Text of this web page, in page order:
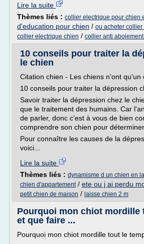
Lire la suite
Thèmes liés : collier electrique pour chien
d'education pour chien / ou acheter
collier electrique chien / collier anti
10 conseils pour traiter la
le chien
Citation chien - Les chiens n'ont qu'un
10 conseils pour traiter la dépression
Savoir traiter la dépression chez le
que le traitement des humains. Car
de parler, donc c'est à vous de bien
comprendre son chien pour
Pour connaître les causes de la
voici...
Lire la suite
Thèmes liés : dynamisme d un chien en
chien d'appartement/ ete ou j ai perdu
petit chien de maison / laisse chien 2 m
Pourquoi mon chiot mordille
et que faire ...
Pourquoi mon chiot mordille tout le